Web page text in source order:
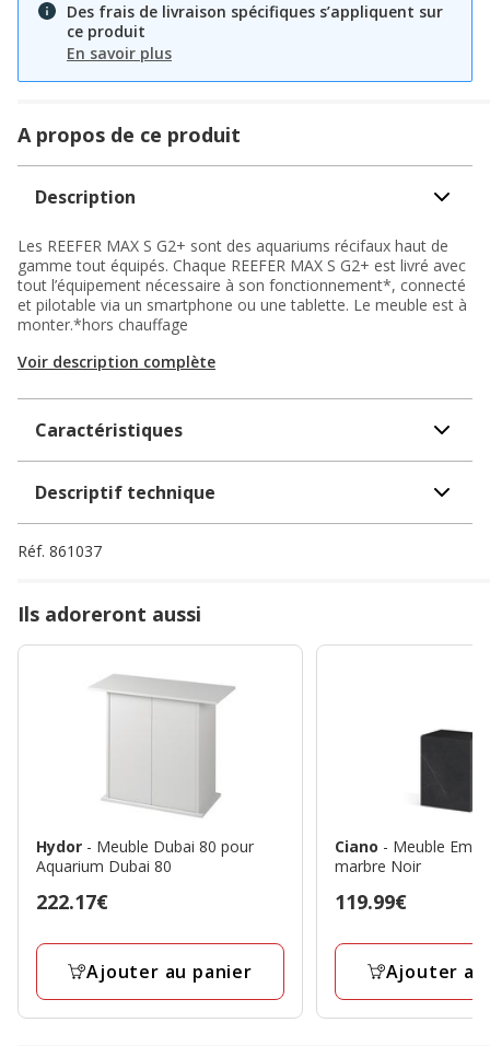
Des frais de livraison spécifiques s’appliquent sur
ce produit
En savoir plus
A propos de ce produit
Description
Les REEFER MAX S G2+ sont des aquariums récifaux haut de
gamme tout équipés. Chaque REEFER MAX S G2+ est livré avec
tout l’équipement nécessaire à son fonctionnement*, connecté
et pilotable via un smartphone ou une tablette. Le meuble est à
monter.*hors chauffage
Voir description complète
Caractéristiques
Descriptif technique
Réf. 861037
Ils adoreront aussi
Hydor - Meuble Dubai 80 pour
Aquarium Dubai 80
Prix
222.17€
Ajouter au panier
Ciano - Meuble Emotions -
marbre Noir
Prix
119.99€
Ajouter